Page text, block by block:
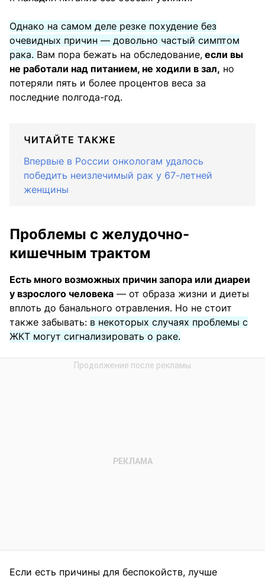
Однако на самом деле резке похудение без
очевидных причин — довольно частый симптом
рака. Вам пора бежать на обследование, если вы
не работали над питанием, не ходили в зал, но
потеряли пять и более процентов веса за
последние полгода-год.
ЧИТАЙТЕ ТАКЖЕ
Впервые в России онкологам удалось
победить неизлечимый рак у 67-летней
женщины
Проблемы с желудочно-
кишечным трактом
Есть много возможных причин запора или диареи
у взрослого человека — от образа жизни и диеты
вплоть до банального отравления. Но не стоит
также забывать: в некоторых случаях проблемы с
ЖКТ могут сигнализировать о раке.
Если есть причины для беспокойств, лучше